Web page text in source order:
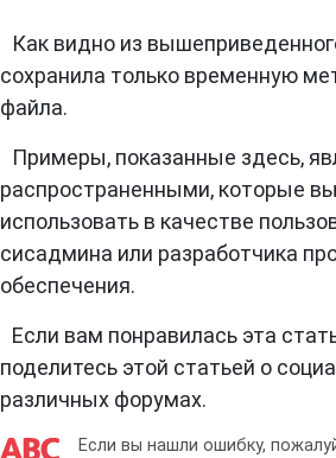
Как видно из
сохранила только временную
файла.
Примеры, показанные здесь,
распространенными, которые
использовать в качестве
сисадмина или разработчика
обеспечения.
Если вам понравилась эта
поделитесь этой статьей о
различных форумах.
Если вы нашли ошибку,